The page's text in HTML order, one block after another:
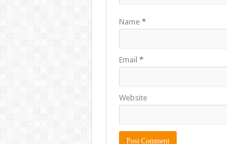
Name *
Email *
Website